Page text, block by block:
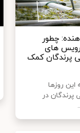
چطور
های
پرندگان کمک
روزها
در